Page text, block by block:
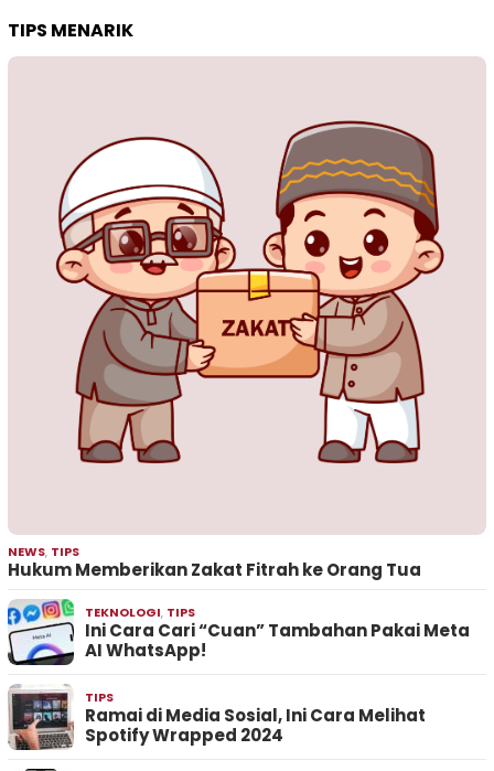
TIPS MENARIK
NEWS, TIPS
Hukum Memberikan Zakat Fitrah ke Orang Tua
TEKNOLOGI, TIPS
Ini Cara Cari “Cuan” Tambahan Pakai Meta
AI WhatsApp!
TIPS
Ramai di Media Sosial, Ini Cara Melihat
Spotify Wrapped 2024